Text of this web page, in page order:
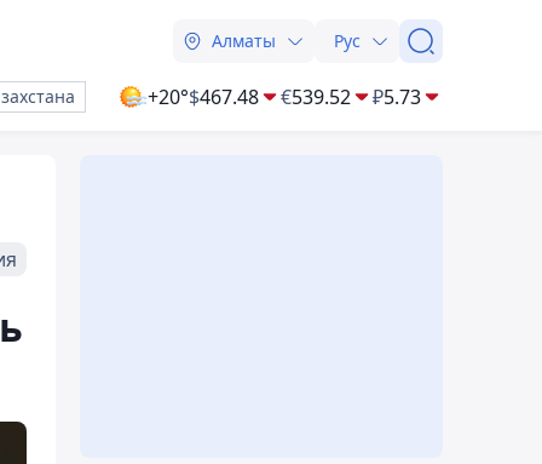
Алматы Рус
+20°$467.48 €539.52 ₽5.73